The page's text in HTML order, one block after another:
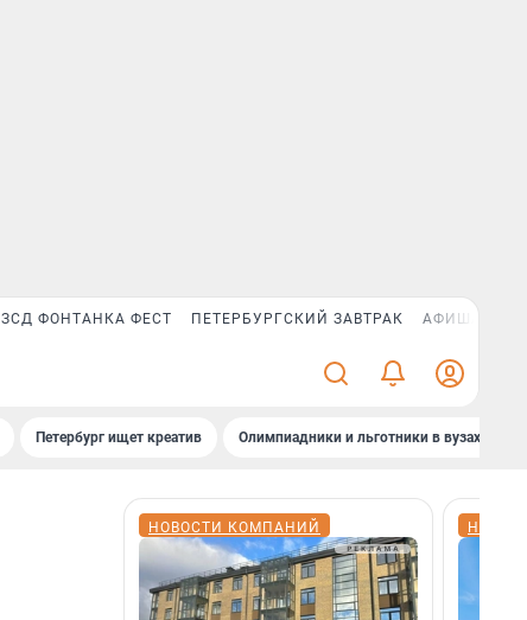
ЗСД ФОНТАНКА ФЕСТ ПЕТЕРБУРГСКИЙ ЗАВТРАК АФИША PLUS
Петербург ищет креатив Олимпиадники и льготники в вузах СПб
НОВОСТИ КОМПАНИЙ